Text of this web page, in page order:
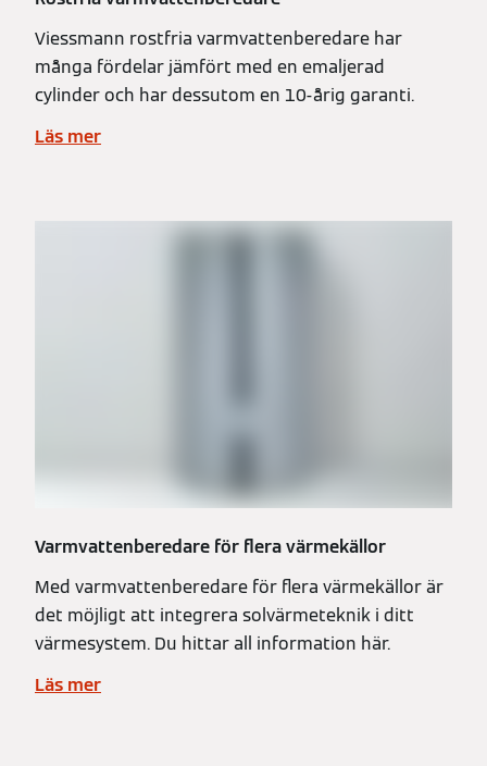
Viessmann rostfria varmvattenberedare har
många fördelar jämfört med en emaljerad
cylinder och har dessutom en 10-årig garanti.
Läs mer
Varmvattenberedare för flera värmekällor
Med varmvattenberedare för flera värmekällor är
det möjligt att integrera solvärmeteknik i ditt
värmesystem. Du hittar all information här.
Läs mer